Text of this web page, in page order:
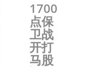
1700
点保
卫战
开打
马股